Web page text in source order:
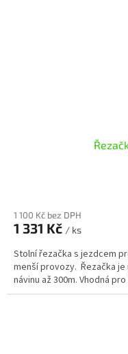
1 100 Kč bez DPH
1 331 Kč / ks
Stolní řezačka s jezdcem
menší provozy. Řezačka je
návinu až 300m. Vhodná